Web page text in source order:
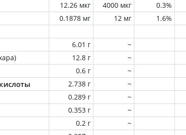
12.26 мкг 4000 мкг 0.3%
0.1878 мг 12 мг 1.6%
6.01 г
~
12.8 г
~
0.6 г ~
2.738 г
~
0.289 г
~
0.353 г
~
0.2 г
~